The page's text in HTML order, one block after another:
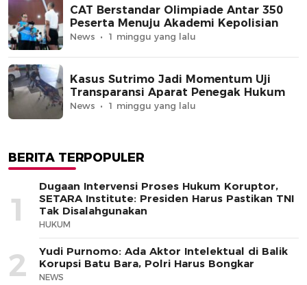
CAT Berstandar Olimpiade Antar 350
Peserta Menuju Akademi Kepolisian
News 1 minggu yang lalu
Kasus Sutrimo Jadi Momentum Uji
Transparansi Aparat Penegak Hukum
News 1 minggu yang lalu
BERITA TERPOPULER
1
Dugaan Intervensi Proses Hukum Koruptor,
SETARA Institute: Presiden Harus Pastikan TNI
Tak Disalahgunakan
HUKUM
2
Yudi Purnomo: Ada Aktor Intelektual di Balik
Korupsi Batu Bara, Polri Harus Bongkar
NEWS